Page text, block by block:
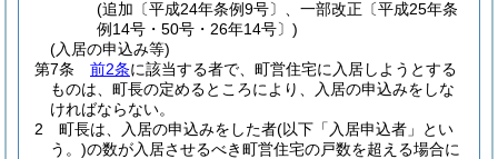
(追加〔平成24年条例9号〕、一部改正〔平成25年条
例14号・50号・26年14号〕)
(入居の申込み等)
第7条
前2条に該当する者で、町営住宅に入居しようとする
ものは、町長の定めるところにより、入居の申込みをしな
ければならない。
2
町長は、入居の申込みをした者(以下「入居申込者」とい
う。)の数が入居させるべき町営住宅の戸数を超える場合に